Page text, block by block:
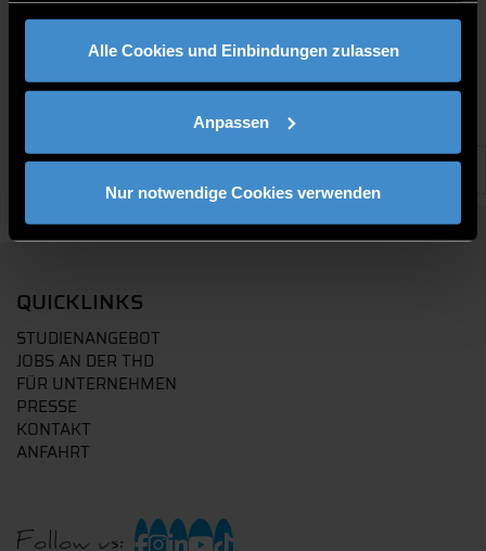
gesammelt haben.
Alle Cookies und Einbindungen zulassen
Anpassen
Nur notwendige Cookies verwenden
QUICKLINKS
STUDIENANGEBOT
JOBS AN DER THD
FÜR UNTERNEHMEN
PRESSE
KONTAKT
ANFAHRT
Follow us: